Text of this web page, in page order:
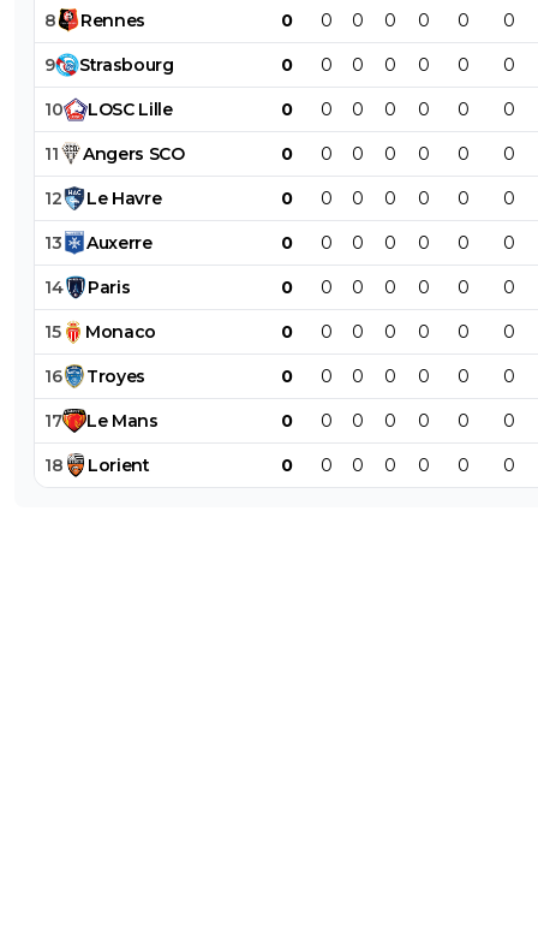
8 Rennes 0 0 0 0 0 0 0
9 Strasbourg 0 0 0 0 0 0 0
10 LOSC Lille 0 0 0 0 0 0 0
11 Angers SCO 0 0 0 0 0 0 0
12 Le Havre 0 0 0 0 0 0 0
13 Auxerre 0 0 0 0 0 0 0
14 Paris 0 0 0 0 0 0 0
15 Monaco 0 0 0 0 0 0 0
16 Troyes 0 0 0 0 0 0 0
17 Le Mans 0 0 0 0 0 0 0
18 Lorient 0 0 0 0 0 0 0